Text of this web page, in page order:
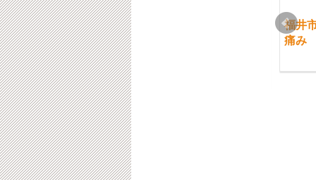
福井市 目線の位置と
頭の立ち位置と腰痛の
関係
2022-08-31
福井
痛み